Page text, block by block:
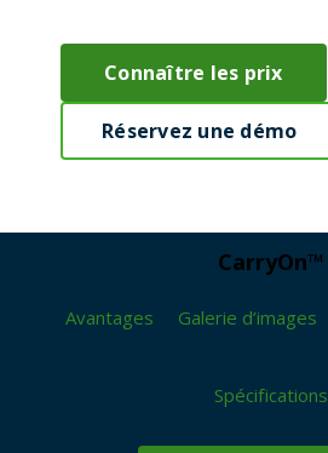
Connaître les prix
Réservez une démo
CarryOn™
Avantages Galerie d’images
Spécifications